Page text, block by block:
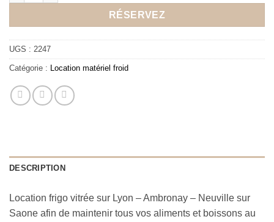
RÉSERVEZ
UGS : 2247
Catégorie : Location matériel froid
DESCRIPTION
Location frigo vitrée sur Lyon – Ambronay – Neuville sur
Saone afin de maintenir tous vos aliments et boissons au